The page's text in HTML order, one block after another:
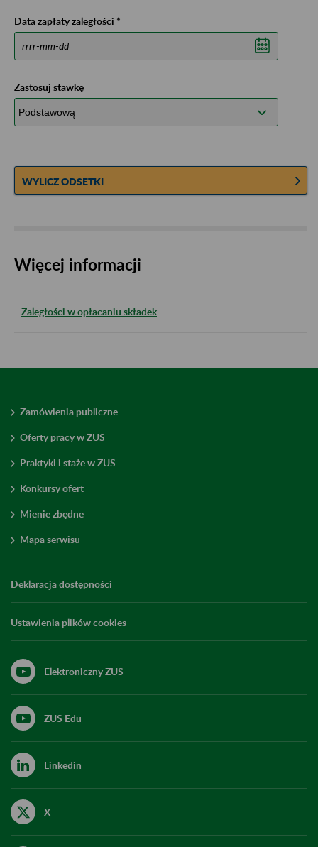
Data zapłaty zaległości *
Zastosuj stawkę
WYLICZ ODSETKI
Więcej informacji
Zaległości w opłacaniu składek
Zamówienia publiczne
Oferty pracy w ZUS
Praktyki i staże w ZUS
Konkursy ofert
Mienie zbędne
Mapa serwisu
Deklaracja dostępności
Ustawienia plików cookies
Elektroniczny ZUS
ZUS Edu
Linkedin
X